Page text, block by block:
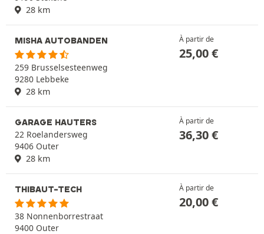
28 km
MISHA AUTOBANDEN
259 Brusselsesteenweg
9280 Lebbeke
28 km
À partir de
25,00€
GARAGE HAUTERS
22 Roelandersweg
9406 Outer
28 km
À partir de
36,30€
THIBAUT-TECH
38 Nonnenborrestraat
9400 Outer
À partir de
20,00€